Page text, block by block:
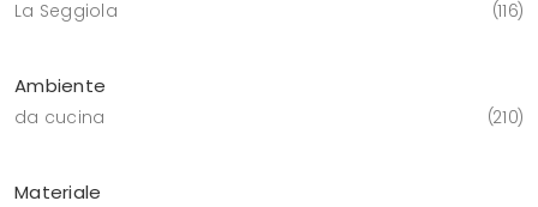
La Seggiola 116
Ambiente
da cucina 210
Materiale